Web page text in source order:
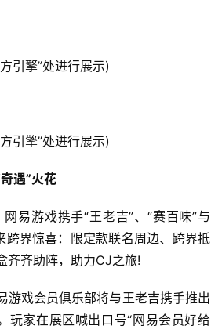
引擎”处进行展示)
引擎”处进行展示)
遇”火花
易游戏携手“王老吉”、“赛百味”与
跨界惊喜：限定款联名周边、跨界抵
齐齐助阵，助力CJ之旅!
游戏会员俱乐部将与王老吉携手推出
玩家在展区喊出口号“网易会员好给